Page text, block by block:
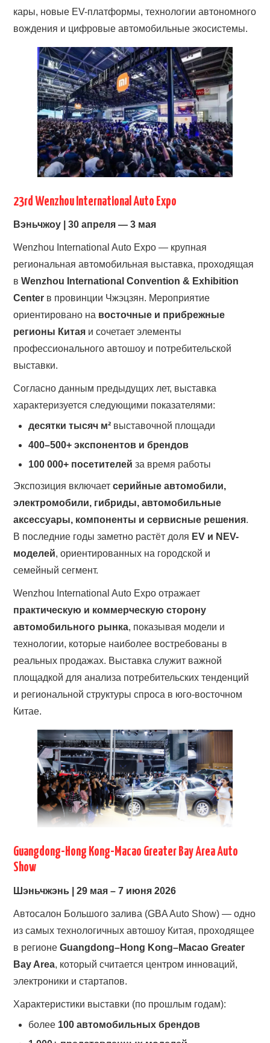
кары, новые EV-платформы, технологии автономного
вождения и цифровые автомобильные экосистемы.
23rd Wenzhou International Auto Expo
Вэньчжоу | 30 апреля — 3 мая
Wenzhou International Auto Expo — крупная
региональная автомобильная выставка, проходящая
вWenzhou International Convention & Exhibition
Center в провинции Чжэцзян. Мероприятие
ориентировано на восточные и прибрежные
регионы Китая и сочетает элементы
профессионального автошоу и потребительской
выставки.
Согласно данным предыдущих лет, выставка
характеризуется следующими показателями:
десятки тысяч м² выставочной площади
400–500+ экспонентов и брендов
100 000+ посетителей за время работы
Экспозиция включаетсерийные автомобили,
электромобили, гибриды, автомобильные
аксессуары, компоненты и сервисные решения.
В последние годы заметно растёт доля EV и NEV-
моделей, ориентированных на городской и
семейный сегмент.
Wenzhou International Auto Expo отражает
практическую и коммерческую сторону
автомобильного рынка, показывая модели и
технологии, которые наиболее востребованы в
реальных продажах. Выставка служит важной
площадкой для анализа потребительских тенденций
и региональной структуры спроса в юго-восточном
Китае.
Guangdong-Hong Kong-Macao Greater Bay Area Auto
Show
Шэньчжэнь | 29 мая – 7 июня 2026
Автосалон Большого залива (GBA Auto Show) — одно
из самых технологичных автошоу Китая, проходящее
в регионеGuangdong–Hong Kong–Macao Greater
Bay Area, который считается центром инноваций,
электроники и стартапов.
Характеристики выставки (по прошлым годам):
более 100 автомобильных брендов